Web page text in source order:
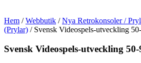
Hem /Webbutik /Nya Retrokonsoler /
(Prylar) / Svensk Videospels-utveckling
Svensk Videospels-utveckling